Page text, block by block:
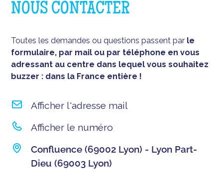
NOUS CONTACTER
Toutes les demandes ou questions passent par le
formulaire, par mail ou par téléphone en vous
adressant au centre dans lequel vous souhaitez
buzzer : dans la France entière !
Afficher l'adresse mail
Afficher le numéro
Confluence (69002 Lyon) - Lyon Part-
Dieu (69003 Lyon)